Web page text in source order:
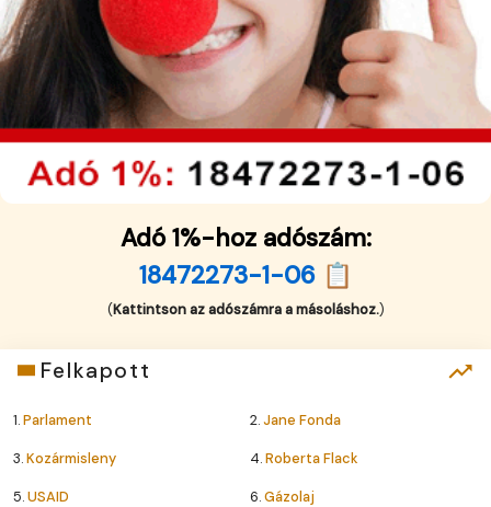
Adó 1%-hoz adószám:
18472273-1-06 📋
(Kattintson az adószámra a másoláshoz.)
Felkapott
1.Parlament 2.Jane Fonda
3.Kozármisleny 4.Roberta Flack
5.USAID 6.Gázolaj